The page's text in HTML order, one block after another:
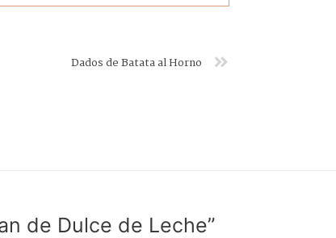
Dados de Batata al Horno
de Dulce de Leche”